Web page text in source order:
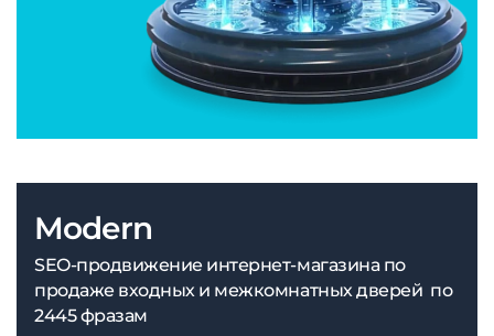
Modern
SEO-продвижение интернет-магазина по
продаже входных и межкомнатных дверей по
2445 фразам